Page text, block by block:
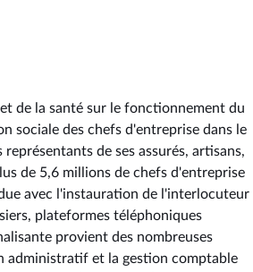
de la santé sur le fonctionnement du
sociale des chefs d'entreprise dans le
de ses assurés, artisans,
de 5,6 millions de chefs d'entreprise
avec l'instauration de l'interlocuteur
plateformes téléphoniques
provient des nombreuses
administratif et la gestion comptable